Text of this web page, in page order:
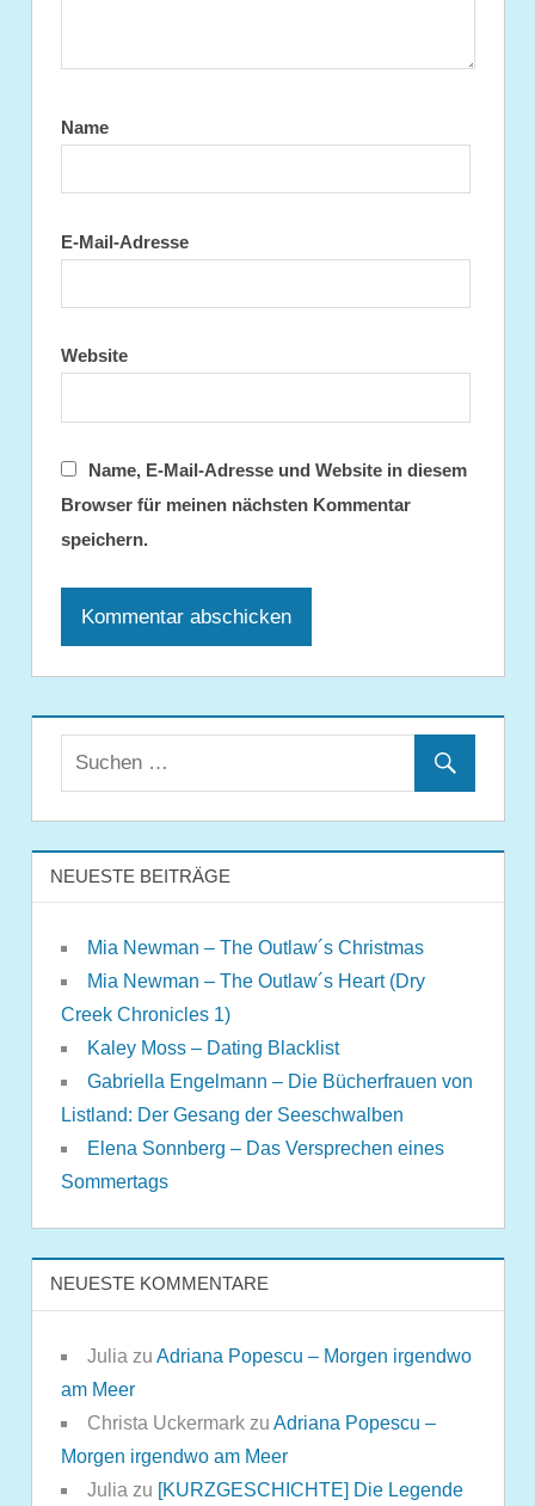
Name
E-Mail-Adresse
Website
Name, E-Mail-Adresse und Website in diesem
Browser für meinen nächsten Kommentar
speichern.
NEUESTE BEITRÄGE
Mia Newman – The Outlaw´s Christmas
Mia Newman – The Outlaw´s Heart (Dry
Creek Chronicles 1)
Kaley Moss – Dating Blacklist
Gabriella Engelmann – Die Bücherfrauen von
Listland: Der Gesang der Seeschwalben
Elena Sonnberg – Das Versprechen eines
Sommertags
NEUESTE KOMMENTARE
Julia zu Adriana Popescu – Morgen irgendwo
am Meer
Christa Uckermarkzu Adriana Popescu –
Morgen irgendwo am Meer
Julia zu [KURZGESCHICHTE] Die Legende